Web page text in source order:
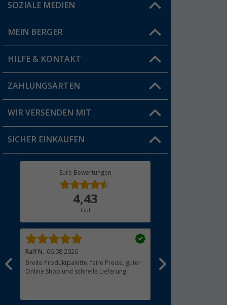
Du hast eine Frage?
Filiale finden
SOZIALE MEDIEN
MEIN BERGER
Vorteilskarte
Blog
Jobs & Karriere
Berger Bewusst
HILFE & KONTAKT
FAQ & Kontakt
Versandinformationen
Rücksendung
ZAHLUNGSARTEN
WIR VERSENDEN MIT
SICHER EINKAUFEN
Eure Bewertungen
4,43
Gut
Ralf N. 06.08.2026
Breite Produktpalette, faire Preise, guter
Online Shop und schnelle Lieferung.
?